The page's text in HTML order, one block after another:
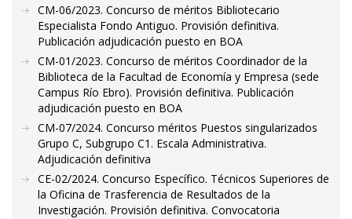
CM-06/2023. Concurso de méritos Bibliotecario
Especialista Fondo Antiguo. Provisión definitiva.
Publicación adjudicación puesto en BOA
CM-01/2023. Concurso de méritos Coordinador de la
Biblioteca de la Facultad de Economía y Empresa (sede
Campus Río Ebro). Provisión definitiva. Publicación
adjudicación puesto en BOA
CM-07/2024. Concurso méritos Puestos singularizados
Grupo C, Subgrupo C1. Escala Administrativa.
Adjudicación definitiva
CE-02/2024. Concurso Específico. Técnicos Superiores de
la Oficina de Trasferencia de Resultados de la
Investigación. Provisión definitiva. Convocatoria